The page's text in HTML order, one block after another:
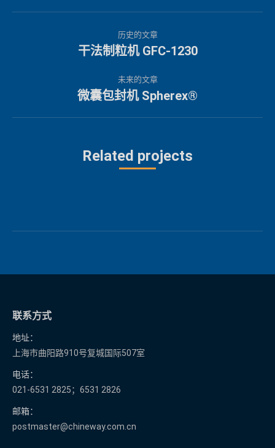
历史的文章
上
个
项
目：
干法制粒机 GFC-1230
未来的文章
下
目：
微囊包封机 Spherex®
Related projects
联系方式
地址：
上海市曲阳路910号复城国际507室
电话：
021-6531 2825；6531 2826
邮箱：
postmaster@chineway.com.cn